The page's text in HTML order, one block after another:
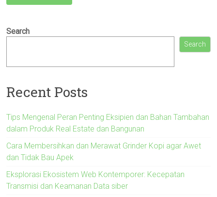
Search
Search
Recent Posts
Tips Mengenal Peran Penting Eksipien dan Bahan Tambahan
dalam Produk Real Estate dan Bangunan
Cara Membersihkan dan Merawat Grinder Kopi agar Awet
dan Tidak Bau Apek
Eksplorasi Ekosistem Web Kontemporer: Kecepatan
Transmisi dan Keamanan Data siber